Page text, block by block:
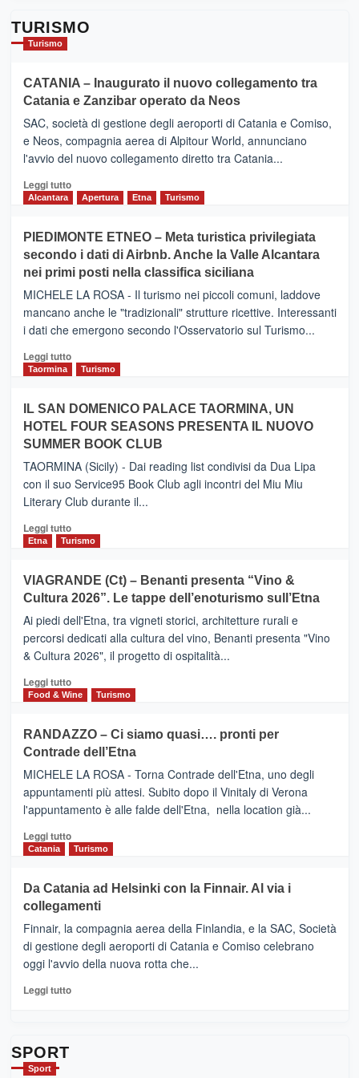
TURISMO
Turismo
CATANIA – Inaugurato il nuovo collegamento tra
Catania e Zanzibar operato da Neos
SAC, società di gestione degli aeroporti di Catania e Comiso,
e Neos, compagnia aerea di Alpitour World, annunciano
l'avvio del nuovo collegamento diretto tra Catania...
Leggi tuttoLeggi
CATANIA
–
Inaugurato
il
nuovo
collegamento
tra
e
Zanzibar
da
Neos
Alcantara Apertura Etna Turismo
PIEDIMONTE ETNEO – Meta turistica privilegiata
secondo i dati di Airbnb. Anche la Valle Alcantara
nei primi posti nella classifica siciliana
MICHELE LA ROSA - Il turismo nei piccoli comuni, laddove
mancano anche le "tradizionali" strutture ricettive. Interessanti
i dati che emergono secondo l'Osservatorio sul Turismo...
Leggi tuttoLeggi
PIEDIMONTE
ETNEO
–
Meta
turistica
privilegiata
secondo
dati
di
Anche
la
Alcantara
nei
primi
nella
classifica
Taormina Turismo
IL SAN DOMENICO PALACE TAORMINA, UN
HOTEL FOUR SEASONS PRESENTA IL NUOVO
SUMMER BOOK CLUB
TAORMINA (Sicily) - Dai reading list condivisi da Dua Lipa
con il suo Service95 Book Club agli incontri del Miu Miu
Literary Club durante il...
Leggi tuttoLeggi
di
IL
SAN
DOMENICO
PALACE
TAORMINA,
UN
HOTEL
FOUR
IL
NUOVO
SUMMER
CLUB
Etna Turismo
VIAGRANDE (Ct) – Benanti presenta “Vino &
Cultura 2026”. Le tappe dell’enoturismo sull’Etna
Ai piedi dell'Etna, tra vigneti storici, architetture rurali e
percorsi dedicati alla cultura del vino, Benanti presenta "Vino
& Cultura 2026", il progetto di ospitalità...
Leggi tuttoLeggi
di
VIAGRANDE
(Ct)
–
Benanti
presenta
“Vino
&
Cultura
tappe
dell’enoturismo
Food & Wine Turismo
RANDAZZO – Ci siamo quasi…. pronti per
Contrade dell’Etna
MICHELE LA ROSA - Torna Contrade dell'Etna, uno degli
appuntamenti più attesi. Subito dopo il Vinitaly di Verona
l'appuntamento è alle falde dell'Etna, nella location già...
Leggi tuttoLeggi
di
RANDAZZO
–
Ci
siamo
quasi….
pronti
per
Catania Turismo
Da Catania ad Helsinki con la Finnair. Al via i
collegamenti
Finnair, la compagnia aerea della Finlandia, e la SAC, Società
di gestione degli aeroporti di Catania e Comiso celebrano
oggi l'avvio della nuova rotta che...
Leggi tuttoLeggi
SPORT
Sport